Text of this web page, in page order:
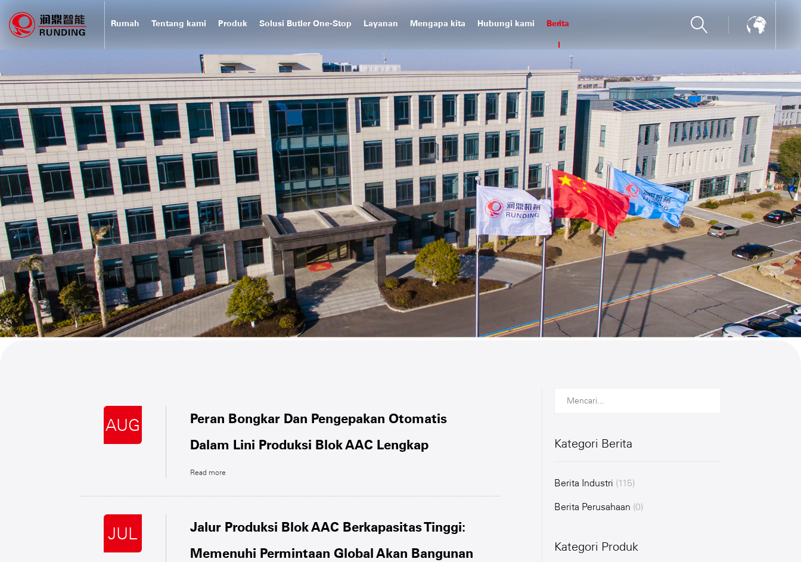
Rumah Tentang kami Produk Solusi Butler One-Stop Layanan Mengapa kita Hubungi kami Berita
Kategori Berita
Berita Industri (115)
Berita Perusahaan (0)
Kategori Produk
AUG
Peran Bongkar Dan Pengepakan Otomatis
Dalam Lini Produksi Blok AAC Lengkap
Read more
JUL
Jalur Produksi Blok AAC Berkapasitas Tinggi:
Memenuhi Permintaan Global Akan Bangunan